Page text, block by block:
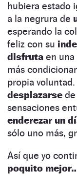
hubiera estado
a la negrura de
esperando la
feliz con su
disfruta en
más
propia
desplazarse
sensaciones
enderezar un
sólo uno más,
Así que yo
poquito